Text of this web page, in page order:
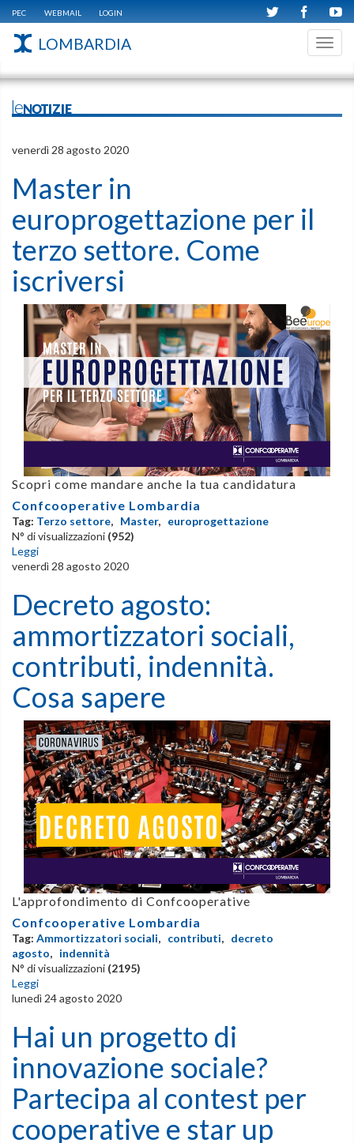
PEC WEBMAIL LOGIN
LOMBARDIA
leNOTIZIE
venerdì 28 agosto 2020
Master in
europrogettazione per il
terzo settore. Come
iscriversi
Scopri come mandare anche la tua candidatura
Confcooperative Lombardia
Tag: Terzo settore, Master, europrogettazione
N° di visualizzazioni (952)
Leggi
venerdì 28 agosto 2020
Decreto agosto:
ammortizzatori sociali,
contributi, indennità.
Cosa sapere
L'approfondimento di Confcooperative
Confcooperative Lombardia
Tag: Ammortizzatori sociali, contributi, decreto
agosto, indennità
N° di visualizzazioni (2195)
Leggi
lunedì 24 agosto 2020
Hai un progetto di
innovazione sociale?
Partecipa al contest per
cooperative e star up